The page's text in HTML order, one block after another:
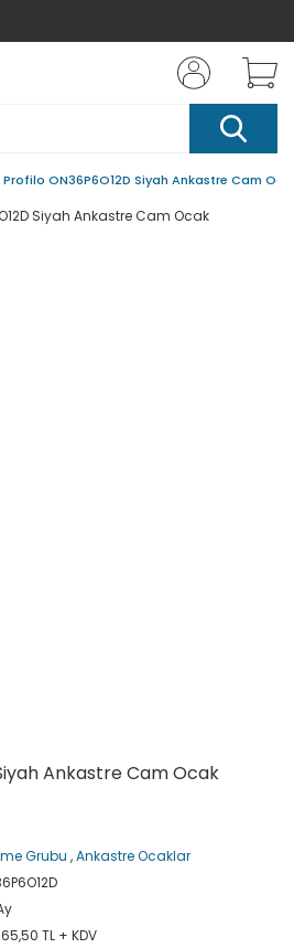
Profilo ON36P6O12D Siyah Ankastre Cam
Ankastre Cam Ocak
Grubu ,Ankastre Ocaklar
TL + KDV